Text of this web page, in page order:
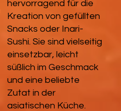
hervorragend für die
Kreation von gefüllten
Snacks oder Inari-
Sushi. Sie sind vielseitig
einsetzbar, leicht
süßlich im Geschmack
und eine beliebte
Zutat in der
asiatischen Küche.